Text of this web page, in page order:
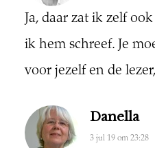
Ja, daar zat ik zelf
ik hem schreef. Je
voor jezelf en de
Danella
3 jul 19 om 23:28